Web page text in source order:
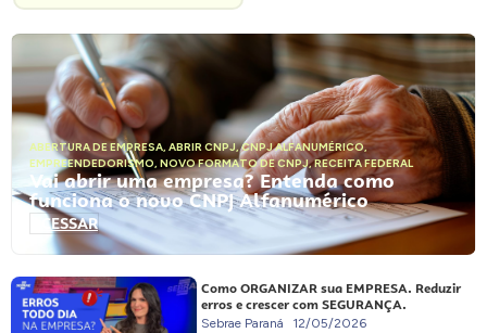
ABERTURA DE EMPRESA, ABRIR CNPJ,CNPJ ALFANUMÉRICO,
EMPREENDEDORISMO, NOVO FORMATO DE CNPJ,RECEITA FEDERAL
Vai abrir uma empresa? Entenda como
funciona o novo CNPJ Alfanumérico
ACESSAR
Como ORGANIZAR sua EMPRESA. Reduzir
erros e crescer com SEGURANÇA.
Sebrae Paraná 12/05/2026